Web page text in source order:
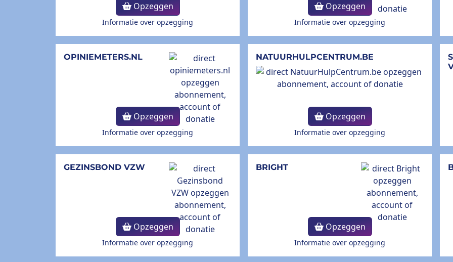
Opzeggen
Informatie over opzegging
Opzeggen
Informatie over opzegging
OPINIEMETERS.NL
Opzeggen
Informatie over opzegging
NATUURHULPCENTRUM.BE
Opzeggen
Informatie over opzegging
GEZINSBOND VZW
Opzeggen
Informatie over opzegging
BRIGHT
Opzeggen
Informatie over opzegging